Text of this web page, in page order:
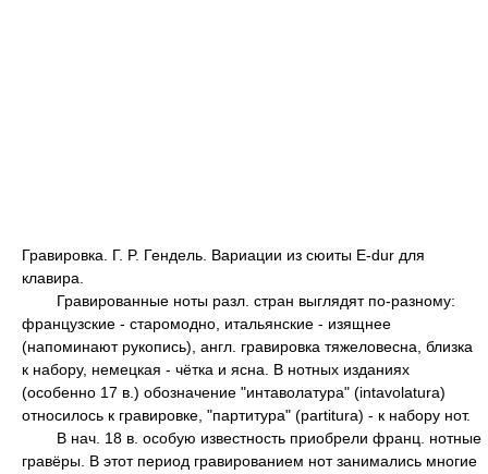
Гравировка. Г. P. Гендель. Вариации из сюиты E-dur для
клавира.
Гравированные ноты разл. стран выглядят по-разному:
французские - старомодно, итальянские - изящнее
(напоминают рукопись), англ. гравировка тяжеловесна, близка
к набору, немецкая - чётка и ясна. В нотных изданиях
(особенно 17 в.) обозначение "интаволатура" (intavolatura)
относилось к гравировке, "партитура" (partitura) - к набору нот.
В нач. 18 в. особую известность приобрели франц. нотные
гравёры. В этот период гравированием нот занимались многие